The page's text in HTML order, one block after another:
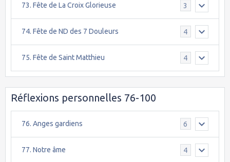
73. Fête de La Croix Glorieuse 3
74. Fête de ND des 7 Douleurs 4
75. Fête de Saint Matthieu 4
Réflexions personnelles 76-100
76. Anges gardiens 6
77. Notre âme 4